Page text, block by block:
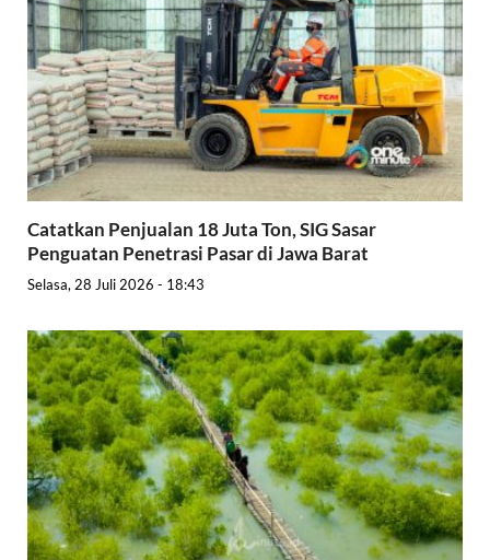
Catatkan Penjualan 18 Juta Ton, SIG Sasar
Penguatan Penetrasi Pasar di Jawa Barat
Selasa, 28 Juli 2026 - 18:43